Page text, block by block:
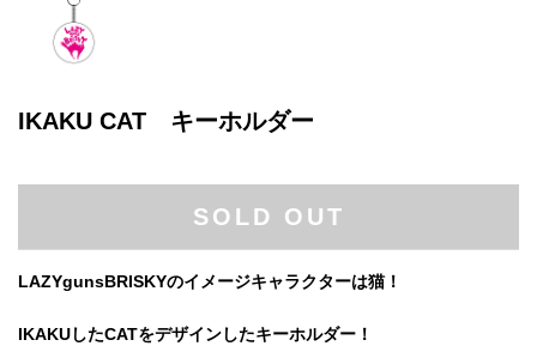
IKAKU CAT キーホルダー
SOLD OUT
LAZYgunsBRISKYのイメージキャラクターは猫！
IKAKUしたCATをデザインしたキーホルダー！